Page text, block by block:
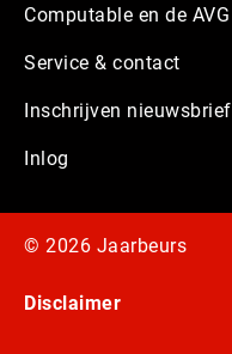
Computable en de AVG
Service & contact
Inschrijven nieuwsbrief
Inlog
© 2026 Jaarbeurs
Disclaimer